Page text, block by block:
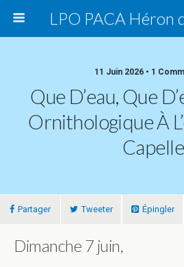
11 Juin 2026 • 1
Que D’eau, Que
Ornithologique À
Capelle
Partager Tweeter Épingler
Dimanche 7 juin,